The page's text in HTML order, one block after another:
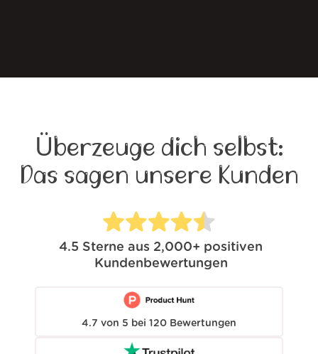
Überzeuge dich selbst:
Das sagen unsere Kunden
4.5 Sterne aus 2,000+ positiven
Kundenbewertungen
4.7 von 5 bei 120 Bewertungen